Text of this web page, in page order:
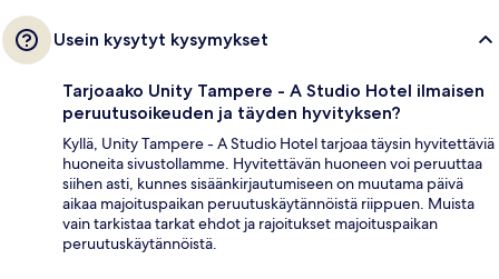
Usein kysytyt kysymykset
Tarjoaako Unity Tampere - A Studio Hotel ilmaisen
peruutusoikeuden ja täyden hyvityksen?
Kyllä, Unity Tampere - A Studio Hotel tarjoaa täysin hyvitettäviä
huoneita sivustollamme. Hyvitettävän huoneen voi peruuttaa
siihen asti, kunnes sisäänkirjautumiseen on muutama päivä
aikaa majoituspaikan peruutuskäytännöistä riippuen. Muista
vain tarkistaa tarkat ehdot ja rajoitukset majoituspaikan
peruutuskäytännöistä.